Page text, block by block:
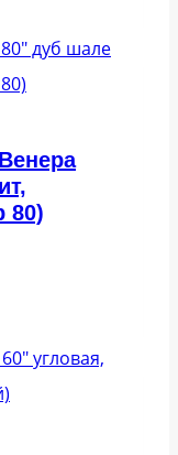
80)